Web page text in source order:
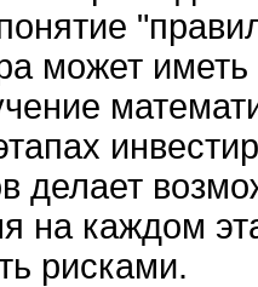
может
делает
на каждом
рисками.